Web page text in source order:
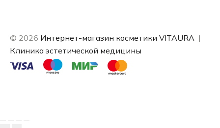
© 2026 Интернет-магазин косметики VITAURA |
Клиника эстетической медицины